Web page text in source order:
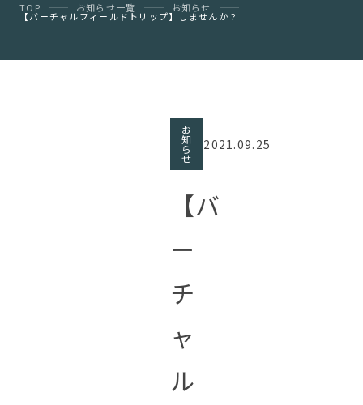
TOP お知らせ一覧 お知らせ
【バーチャルフィールドトリップ】しませんか？
お
知
ら
せ
2021.09.25
【バ
ー
チ
ャ
ル